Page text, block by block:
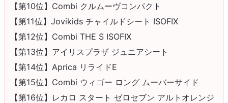
【第10位】Combi クルムーヴコンパクト
【第11位】Jovikids チャイルドシート ISOFIX
【第12位】Combi THE S ISOFIX
【第13位】アイリスプラザ ジュニアシート
【第14位】Aprica リライドE
【第15位】Combi ウィゴー ロング ムーバーサイド
【第16位】レカロ スタート ゼロセブン アルトオレンジ